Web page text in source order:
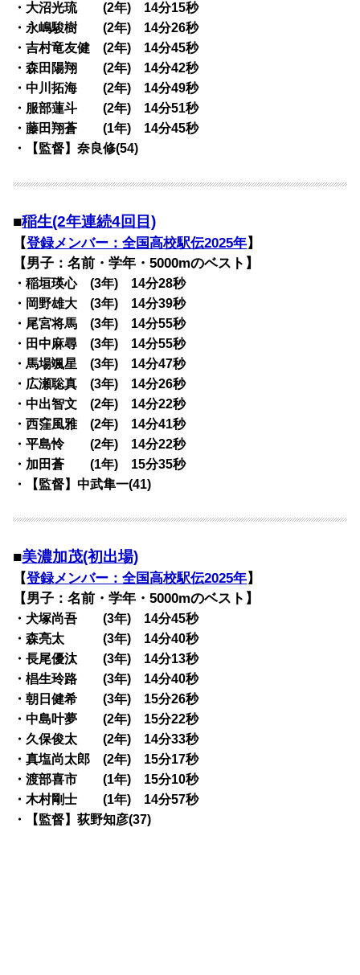
・大沼光琉 (2年) 14分15秒
・永嶋駿樹 (2年) 14分26秒
・吉村竜友健 (2年) 14分45秒
・森田陽翔 (2年) 14分42秒
・中川拓海 (2年) 14分49秒
・服部蓮斗 (2年) 14分51秒
・藤田翔蒼 (1年) 14分45秒
・【監督】奈良修(54)
■稲生(2年連続4回目)
【登録メンバー：全国高校駅伝2025年】
【男子：名前・学年・5000mのベスト】
・稲垣瑛心 (3年) 14分28秒
・岡野雄大 (3年) 14分39秒
・尾宮将馬 (3年) 14分55秒
・田中麻尋 (3年) 14分55秒
・馬場颯星 (3年) 14分47秒
・広瀬聡真 (3年) 14分26秒
・中出智文 (2年) 14分22秒
・西窪風雅 (2年) 14分41秒
・平島怜 (2年) 14分22秒
・加田蒼 (1年) 15分35秒
・【監督】中武隼一(41)
■美濃加茂(初出場)
【登録メンバー：全国高校駅伝2025年】
【男子：名前・学年・5000mのベスト】
・犬塚尚吾 (3年) 14分45秒
・森亮太 (3年) 14分40秒
・長尾優汰 (3年) 14分13秒
・椙生玲路 (3年) 14分40秒
・朝日健希 (3年) 15分26秒
・中島叶夢 (2年) 15分22秒
・久保俊太 (2年) 14分33秒
・真塩尚太郎 (2年) 15分17秒
・渡部喜市 (1年) 15分10秒
・木村剛士 (1年) 14分57秒
・【監督】荻野知彦(37)